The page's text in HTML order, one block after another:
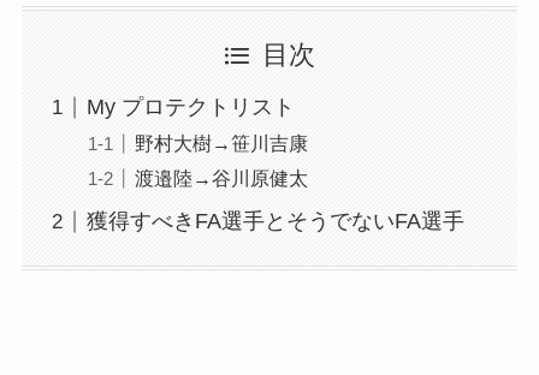
目次
My プロテクトリスト
野村大樹→笹川吉康
渡邉陸→谷川原健太
獲得すべきFA選手とそうでないFA選手